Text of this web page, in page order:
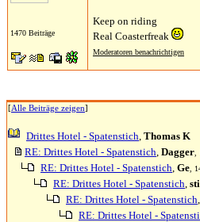
1470 Beiträge
Keep on riding
Real Coasterfreak
Moderatoren benachrichtigen
[Alle Beiträge zeigen]
Drittes Hotel - Spatenstich, Thomas K
RE: Drittes Hotel - Spatenstich, Dagger
RE: Drittes Hotel - Spatenstich, Ge ,
RE: Drittes Hotel - Spatenstich,
RE: Drittes Hotel - Spatenstich,
RE: Drittes Hotel -